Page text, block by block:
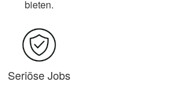
bieten.
Seriöse Jobs